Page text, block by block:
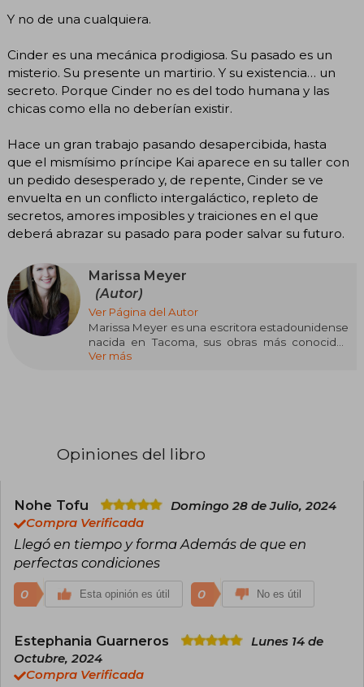
Y no de una cualquiera.
Cinder es una mecánica prodigiosa. Su pasado es un
misterio. Su presente un martirio. Y su existencia… un
secreto. Porque Cinder no es del todo humana y las
chicas como ella no deberían existir.
Hace un gran trabajo pasando desapercibida, hasta
que el mismísimo príncipe Kai aparece en su taller con
un pedido desesperado y, de repente, Cinder se ve
envuelta en un conflicto intergaláctico, repleto de
secretos, amores imposibles y traiciones en el que
deberá abrazar su pasado para poder salvar su futuro.
Marissa Meyer
(Autor)
Ver Página del Autor
Marissa Meyer es una escritora estadounidense
nacida en Tacoma, sus obras más conocidas
son las novelas Cinder y Winter primer y ante
como editora de libros durante cinco años y
Meyer asegura que se inspiró para escribir
de escritura en el año 2008, donde participó
con una historia centrada un Gato con Botas
Ver más
Opiniones del libro
Nohe Tofu
Domingo 28 de Julio, 2024
Compra Verificada
Llegó en tiempo y forma Además de que en
perfectas condiciones
0 Esta opinión es útil 0 No es útil
Estephania Guarneros
Lunes 14 de
Octubre, 2024
Compra Verificada